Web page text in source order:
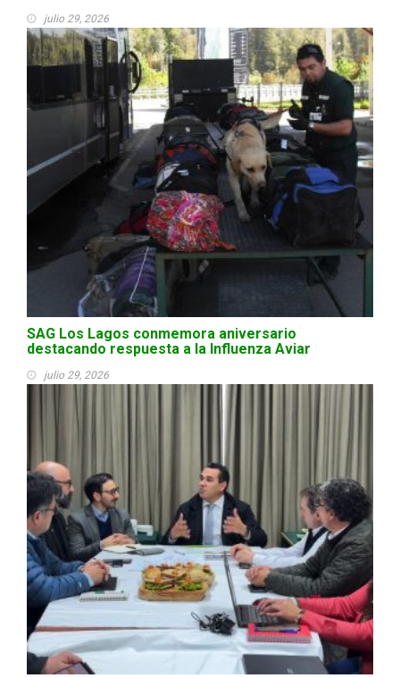
julio 29, 2026
SAG Los Lagos conmemora aniversario
destacando respuesta a la Influenza Aviar
julio 29, 2026